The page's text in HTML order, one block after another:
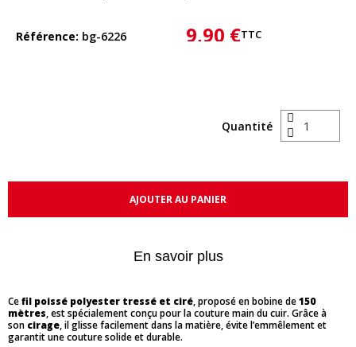
Référence bg-6226 9,90 €TTC
Quantité
AJOUTER AU PANIER
En savoir plus
Cefil poissé polyester tressé et ciré, proposé en bobine de150
mètres, est spécialement conçu pour la couture main du cuir. Grâce à
son cirage, il glisse facilement dans la matière, évite l’emmêlement et
garantit une couture solide et durable.